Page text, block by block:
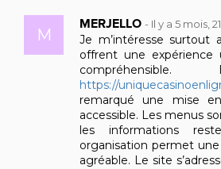
M
MERJELLO - Il y a 5 mois,
Je m’intéresse surtout
offrent une expérience
https://
remarqué une mise
accessible. Les menus
les informations
organisation permet
agréable. Le site